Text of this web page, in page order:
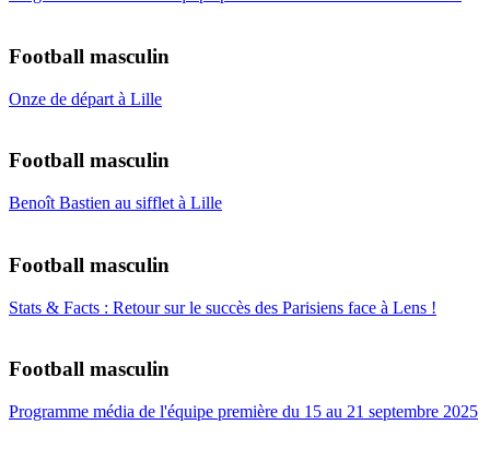
Football masculin
Onze de départ à Lille
Football masculin
Benoît Bastien au sifflet à Lille
Football masculin
Stats & Facts : Retour sur le succès des Parisiens face à Lens !
Football masculin
Programme média de l'équipe première du 15 au 21 septembre 2025